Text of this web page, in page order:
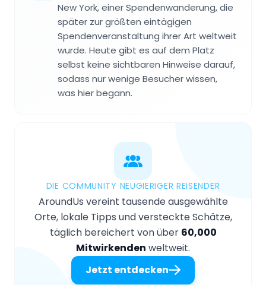
New York, einer Spendenwanderung, die
später zur größten eintägigen
Spendenveranstaltung ihrer Art weltweit
wurde. Heute gibt es auf dem Platz
selbst keine sichtbaren Hinweise darauf,
sodass nur wenige Besucher wissen,
was hier begann.
DIE COMMUNITY NEUGIERIGER REISENDER
AroundUs vereint tausende ausgewählte
Orte, lokale Tipps und versteckte Schätze,
täglich bereichert von über 60,000
Mitwirkenden weltweit.
Jetzt entdecken